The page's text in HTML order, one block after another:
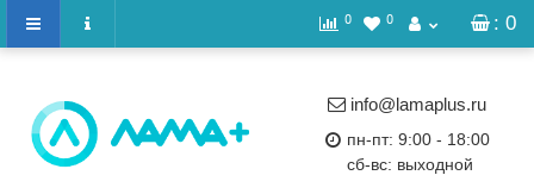
: 0
0 0
info@lamaplus.ru
пн-пт: 9:00 - 18:00
сб-вс: выходной